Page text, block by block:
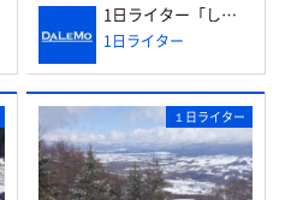
1日ライター「しーさー」さんからレポートをいただきました♪
1日ライター
１日ライター